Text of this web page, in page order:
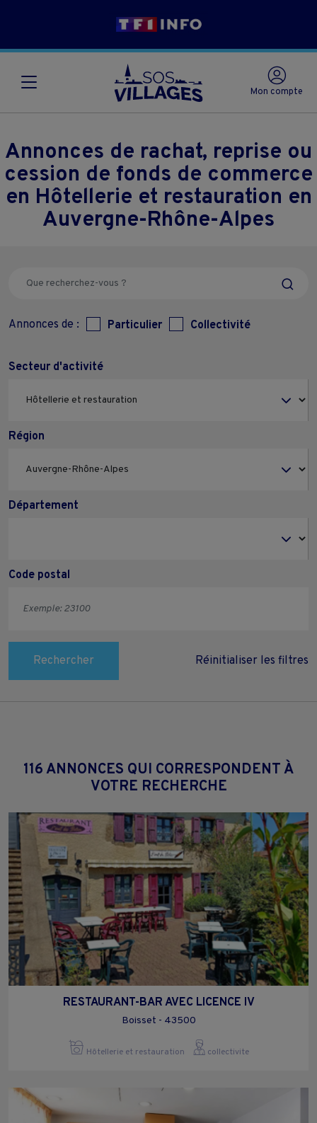
Mon compte
Annonces de rachat, reprise ou
cession de fonds de commerce
en Hôtellerie et restauration en
Auvergne-Rhône-Alpes
Annonces de : Particulier Collectivité
Secteur d'activité
Région
Département
Code postal
Rechercher Réinitialiser les filtres
116 ANNONCES QUI CORRESPONDENT À
VOTRE RECHERCHE
RESTAURANT-BAR AVEC LICENCE IV
Boisset - 43500
Hôtellerie et restauration collectivite